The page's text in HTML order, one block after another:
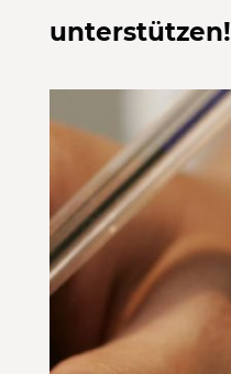
unterstützen!